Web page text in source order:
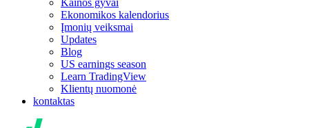
Ekonomikos kalendorius
Įmonių veiksmai
Updates
Blog
US earnings season
Learn TradingView
Klientų nuomonė
kontaktas